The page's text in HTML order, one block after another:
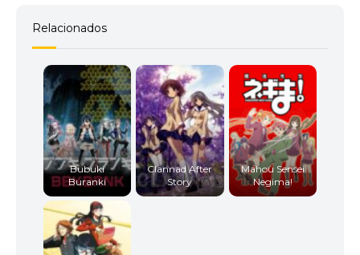
Relacionados
Bubuki
Buranki
Clannad After
Story
Mahou Sensei
Negima!